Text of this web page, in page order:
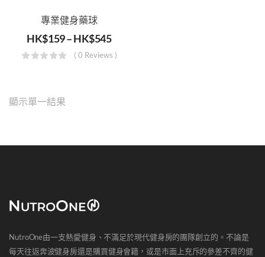
專業健身藥球
HK$159–HK$545
( 0 Reviews )
顯示單一結果
NutroOne由一支熱愛健身、不滿足於現代健身房的團隊創立的。不論是
每天往返奔波健身房還是購買健身會籍，或是市面上充斥的參差不齊的健